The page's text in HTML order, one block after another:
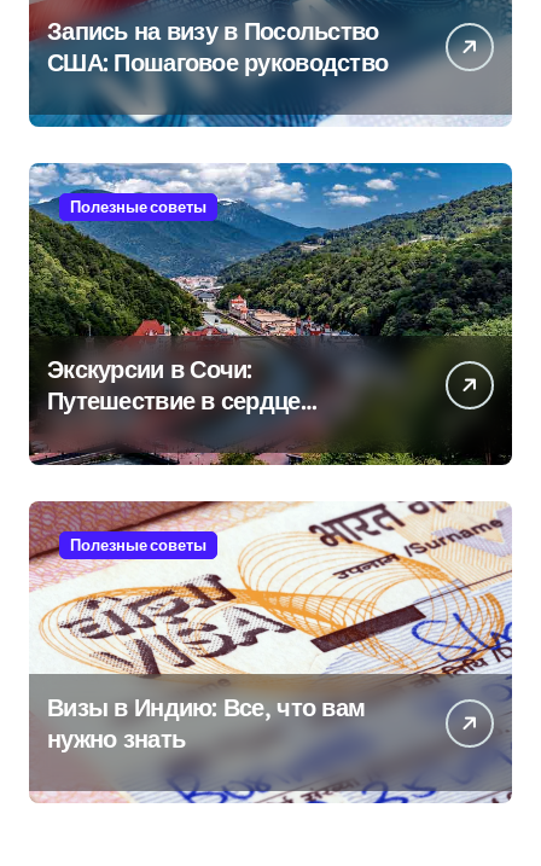
Запись на визу в Посольство
США: Пошаговое руководство
Полезные советы
Экскурсии в Сочи:
Путешествие в сердце
Черноморского курорта
Полезные советы
Визы в Индию: Все, что вам
нужно знать